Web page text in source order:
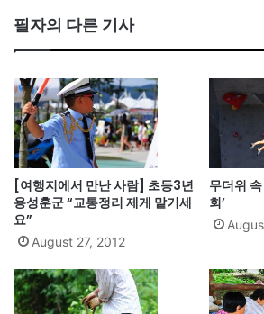
필자의 다른 기사
[여행지에서 만난 사람] 초등3년
용성훈군 “교통정리 제게 맡기세
요”
August 27, 2012
무더위
회’